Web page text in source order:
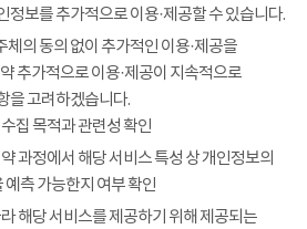
정보를 추가적으로 이용·제공할 수 있습니다.
의 동의 없이 추가적인 이용·제공을
추가적으로 이용·제공이 지속적으로
을 고려하겠습니다.
집 목적과 관련성 확인
과정에서 해당 서비스 특성 상 개인정보의
측 가능한지 여부 확인
해당 서비스를 제공하기 위해 제공되는